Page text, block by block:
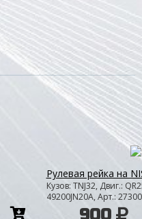
Добавить
Рулевая рейка на
Кузов: TNJ32, Двиг.:
49200JN20A, Арт.: